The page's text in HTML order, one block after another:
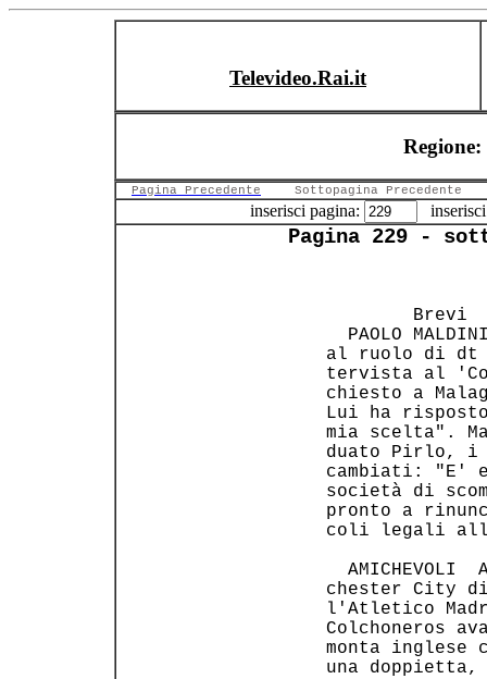
Televideo.Rai.it
Pagina Precedente Sottopagina Precedente
inserisci pagina:
Pagina 229 -
PAOLO
al ruolo di dt
tervista al
chiesto a
Lui ha
mia scelta".
duato Pirlo, i
cambiati: "E'
società di
pronto a
coli
AMICHEVOLI
chester City
l'Atletico
Colchoneros
monta inglese
una